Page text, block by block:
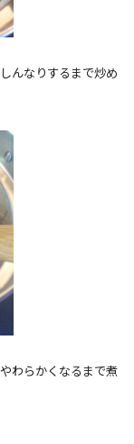
んなりするまで炒め
わらかくなるまで煮